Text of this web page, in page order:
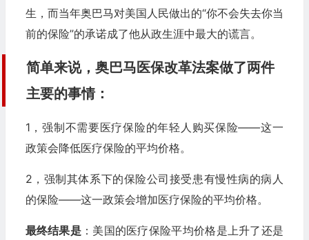
生，而当年奥巴马对美国人民做出的“你不会失去你当
前的保险”的承诺成了他从政生涯中最大的谎言。
简单来说，奥巴马医保改革法案做了两件
主要的事情：
1，强制不需要医疗保险的年轻人购买保险——这一
政策会降低医疗保险的平均价格。
2，强制其体系下的保险公司接受患有慢性病的病人
的保险——这一政策会增加医疗保险的平均价格。
最终结果是 ：美国的医疗保险平均价格是上升了还是